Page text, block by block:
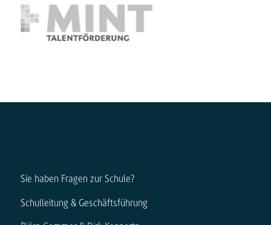
Sie haben Fragen zur Schule?
Schulleitung & Geschäftsführung